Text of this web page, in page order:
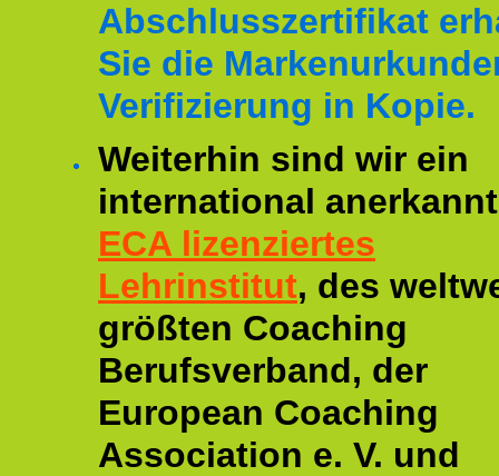
Abschlusszertifikat
Sie die
Verifizierung in Kopie.
Weiterhin sind wir ein
international
ECA lizenziertes
Lehrinstitut, des
größten Coaching
Berufsverband, der
European Coaching
Association e. V. und